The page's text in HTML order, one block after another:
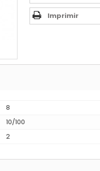
Imprimir
8
10/100
2